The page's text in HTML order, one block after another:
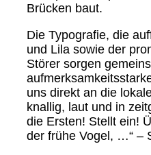
Brücken baut.
Die Typografie, die
und Lila sowie der
Störer sorgen
uns direkt an die
knallig, laut und in
die Ersten! Stellt ein!
der frühe Vogel, …“ –